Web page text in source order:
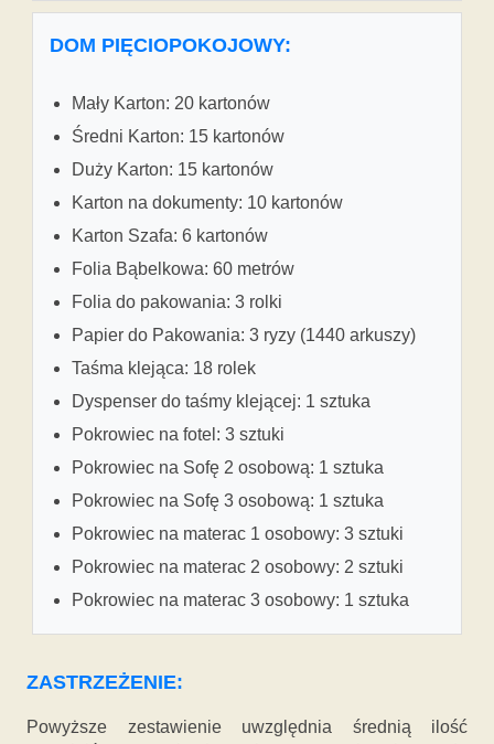
DOM PIĘCIOPOKOJOWY:
Mały Karton: 20 kartonów
Średni Karton: 15 kartonów
Duży Karton: 15 kartonów
Karton na dokumenty: 10 kartonów
Karton Szafa: 6 kartonów
Folia Bąbelkowa: 60 metrów
Folia do pakowania: 3 rolki
Papier do Pakowania: 3 ryzy (1440 arkuszy)
Taśma klejąca: 18 rolek
Dyspenser do taśmy klejącej: 1 sztuka
Pokrowiec na fotel: 3 sztuki
Pokrowiec na Sofę 2 osobową: 1 sztuka
Pokrowiec na Sofę 3 osobową: 1 sztuka
Pokrowiec na materac 1 osobowy: 3 sztuki
Pokrowiec na materac 2 osobowy: 2 sztuki
Pokrowiec na materac 3 osobowy: 1 sztuka
ZASTRZEŻENIE:
Powyższe zestawienie uwzględnia średnią ilość